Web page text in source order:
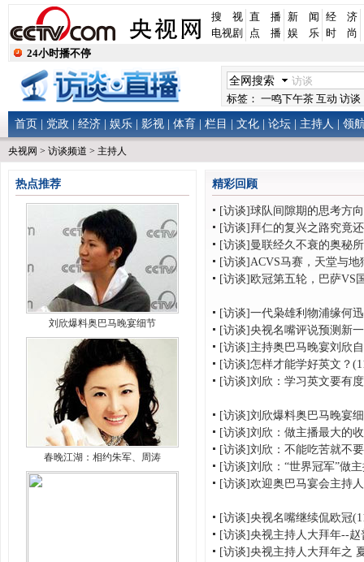
搜 视 直 播 新 闻 经 济
电视剧
点 播 娱 乐 时 尚
24小时播不停
全网搜索
标签： 一鸣下午茶 互动 访谈
首页 党政 经济 娱乐 影视 体育 栏目 文化 论坛 主持人 领
央视网 > 访谈频道 > 主持人
热点推荐
刘欣爆料奥巴马晚宴细节
春晚江湖：相约朱军、周涛
精彩回顾
[访谈]球队间隙期的思考方向
[访谈]拜仁的复兴之路究竟
[访谈]曼联经久不衰的奥秘
[访谈]ACVS马赛，天堂与地
[访谈]欧冠第五轮，巴萨VS
[访谈]一代枭雄利物浦缘何
[访谈]央视名嘴评说预测新
[访谈]主持奥巴马晚宴刘欣
[访谈]怎样才能学好英文？
[访谈]刘欣：学习英文要有度
[访谈]刘欣爆料奥巴马晚宴
[访谈]刘欣：做主播最大的
[访谈]刘欣：不能吃苦就不
[访谈]刘欣：“世界冠军”做
[访谈]欢迎奥巴马宴会主持
[访谈]央视名嘴继续侃欧冠
[访谈]央视主持人大拜年--赵
[访谈]央视主持人大拜年之